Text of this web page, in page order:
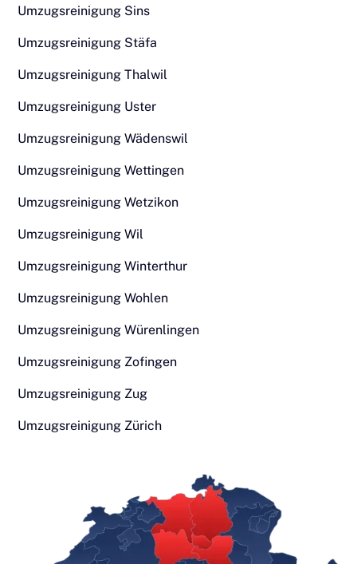
Umzugsreinigung Sins
Umzugsreinigung Stäfa
Umzugsreinigung Thalwil
Umzugsreinigung Uster
Umzugsreinigung Wädenswil
Umzugsreinigung Wettingen
Umzugsreinigung Wetzikon
Umzugsreinigung Wil
Umzugsreinigung Winterthur
Umzugsreinigung Wohlen
Umzugsreinigung Würenlingen
Umzugsreinigung Zofingen
Umzugsreinigung Zug
Umzugsreinigung Zürich